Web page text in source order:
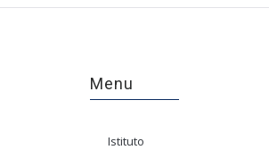
Menu
Istituto